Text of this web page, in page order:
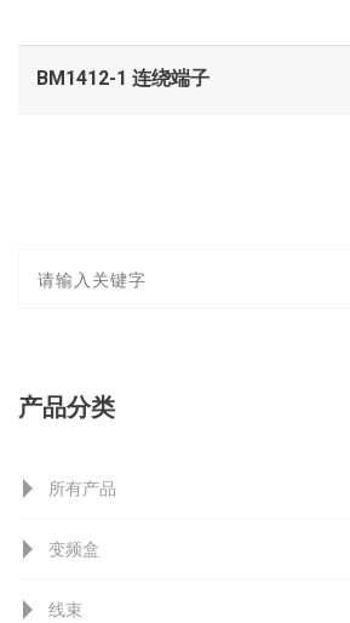
BM1412-1 连绕端子
产品分类
所有产品
变频盒
线束